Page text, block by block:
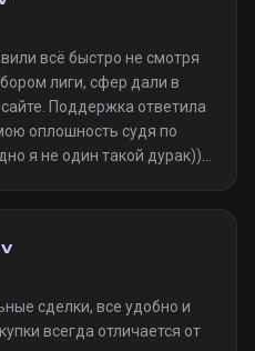
всё быстро не смотря
лиги, сфер дали в
Поддержка ответила
оплошность судя по
я не один такой дурак)).
сделки, все удобно и
всегда отличается от